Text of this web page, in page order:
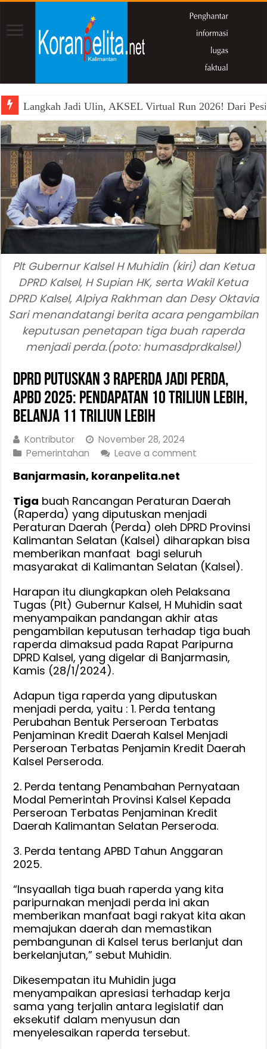
Langkah Jadi Ulin, AKSEL Virtual Run 2026! Dari
Plt Gubernur Kalsel H Muhidin (kiri) dan Ketua
DPRD Kalsel, H Supian HK, serta Wakil Ketua
DPRD Kalsel, Alpiya Rakhman dan Desy Oktavia
Sari menandatangi berita acara pengambilan
keputusan penetapan tiga buah raperda
menjadi perda.(poto: humasdprdkalsel)
DPRD Putuskan 3 Raperda Jadi Perda,
APBD 2025: Pendapatan 10 Triliun Lebih,
Belanja 11 Triliun Lebih
Kontributor
November 28, 2024
Pemerintahan
Leave a comment
Banjarmasin, koranpelita.net
Tiga buah Rancangan Peraturan Daerah
(Raperda) yang diputuskan menjadi
Peraturan Daerah (Perda) oleh DPRD Provinsi
Kalimantan Selatan (Kalsel) diharapkan bisa
memberikan manfaat bagi seluruh
masyarakat di Kalimantan Selatan (Kalsel).
Harapan itu diungkapkan oleh Pelaksana
Tugas (Plt) Gubernur Kalsel, H Muhidin saat
menyampaikan pandangan akhir atas
pengambilan keputusan terhadap tiga buah
raperda dimaksud pada Rapat Paripurna
DPRD Kalsel, yang digelar di Banjarmasin,
Kamis (28/1/2024).
Adapun tiga raperda yang diputuskan
menjadi perda, yaitu : 1. Perda tentang
Perubahan Bentuk Perseroan Terbatas
Penjaminan Kredit Daerah Kalsel Menjadi
Perseroan Terbatas Penjamin Kredit Daerah
Kalsel Perseroda.
2. Perda tentang Penambahan Pernyataan
Modal Pemerintah Provinsi Kalsel Kepada
Perseroan Terbatas Penjaminan Kredit
Daerah Kalimantan Selatan Perseroda.
3. Perda tentang APBD Tahun Anggaran
2025.
“Insyaallah tiga buah raperda yang kita
paripurnakan menjadi perda ini akan
memberikan manfaat bagi rakyat kita akan
memajukan daerah dan memastikan
pembangunan di Kalsel terus berlanjut dan
berkelanjutan,” sebut Muhidin.
Dikesempatan itu Muhidin juga
menyampaikan apresiasi terhadap kerja
sama yang terjalin antara legislatif dan
eksekutif dalam menyusun dan
menyelesaikan raperda tersebut.